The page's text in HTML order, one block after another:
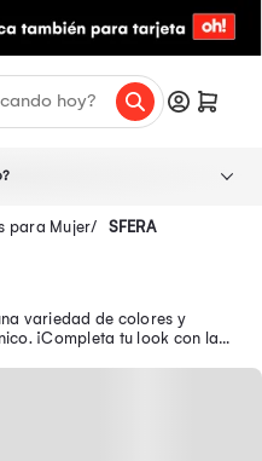
para Mujer SFERA
variedad de colores y
¡Completa tu look con la